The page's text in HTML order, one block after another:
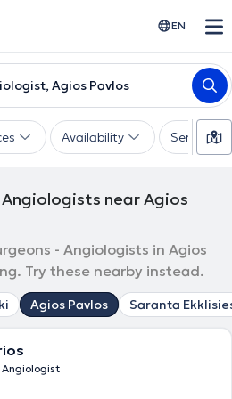
EN
Agios Pavlos
Availability Services
near Agios
- Angiologists in Agios
Try these nearby instead.
Agios Pavlos Saranta